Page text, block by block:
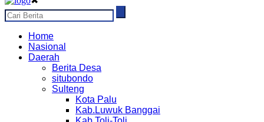
Home
Nasional
Daerah
Berita Desa
situbondo
Sulteng
Kota Palu
Kab.Luwuk Banggai